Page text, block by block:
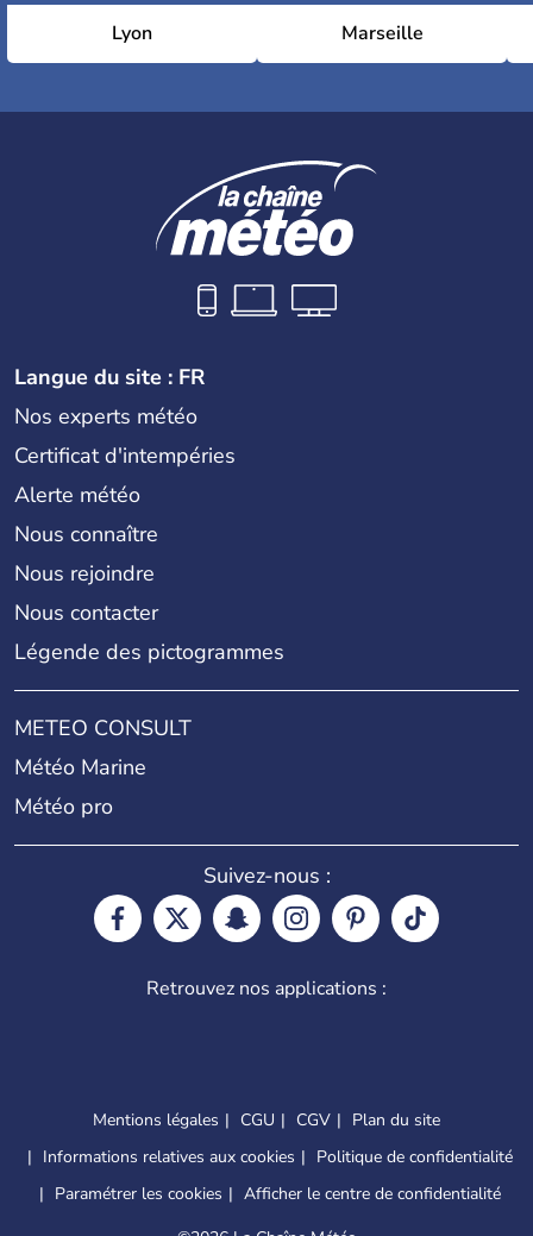
Lyon Marseille
Langue du site : FR
Nos experts météo
Certificat d'intempéries
Alerte météo
Nous connaître
Nous rejoindre
Nous contacter
Légende des pictogrammes
METEO CONSULT
Météo Marine
Météo pro
Suivez-nous :
Retrouvez nos applications :
Mentions légales CGU CGV
Plan du site
Informations relatives aux cookies
Politique de confidentialité
Paramétrer les cookies
Afficher le centre de confidentialité